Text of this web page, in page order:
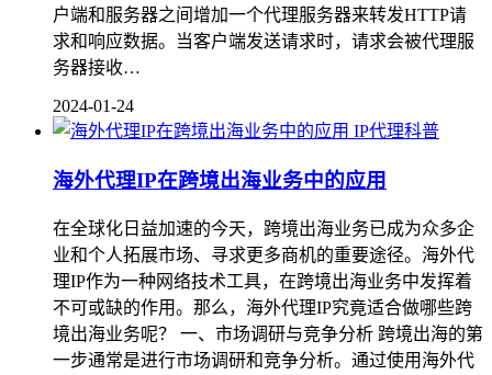
户端和服务器之间增加一个代理服务器来转发HTTP请
求和响应数据。当客户端发送请求时，请求会被代理服
务器接收…
2024-01-24
IP代理科普
海外代理IP在跨境出海业务中的应用
在全球化日益加速的今天，跨境出海业务已成为众多企
业和个人拓展市场、寻求更多商机的重要途径。海外代
理IP作为一种网络技术工具，在跨境出海业务中发挥着
不可或缺的作用。那么，海外代理IP究竟适合做哪些跨
境出海业务呢？ 一、市场调研与竞争分析 跨境出海的第
一步通常是进行市场调研和竞争分析。通过使用海外代